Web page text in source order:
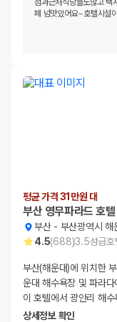
점과근처식당들도많고
페 넘맛있어요~호텔시설
평균 가격 31만원 대
부산 영무파라드 호텔
부산- 부산광역시
4.5(688)3.5성급호
부산(해운대)에 위치한
운대 해수욕장 및 파라
이 호텔에서 광안리 해
상세정보 확인